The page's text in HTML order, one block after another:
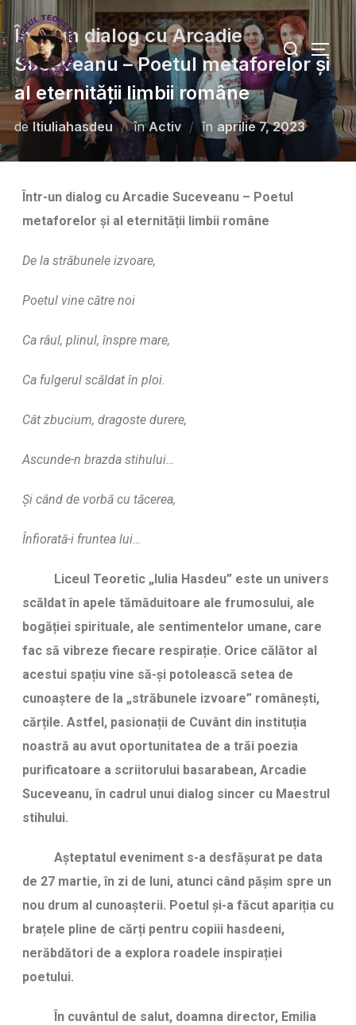
Într-un dialog cu Arcadie
Suceveanu – Poetul metaforelor și
al eternității limbii române
deltiuliahasdeu înActiv în aprilie 7, 2023
Într-un dialog cu Arcadie Suceveanu – Poetul
metaforelor și al eternității limbii române
De la străbunele izvoare,
Poetul vine către noi
Ca râul, plinul, înspre mare,
Ca fulgerul scăldat în ploi.
Cât zbucium, dragoste durere,
Ascunde-n brazda stihului…
Şi când de vorbă cu tăcerea,
Înfiorată-i fruntea lui…
Liceul Teoretic „Iulia Hasdeu” este un univers
scăldat în apele tămăduitoare ale frumosului, ale
bogăției spirituale, ale sentimentelor umane, care
fac să vibreze fiecare respirație. Orice călător al
acestui spațiu vine să-și potolească setea de
cunoaștere de la „străbunele izvoare” românești,
cărțile. Astfel, pasionații de Cuvânt din instituția
noastră au avut oportunitatea de a trăi poezia
purificatoare a scriitorului basarabean, Arcadie
Suceveanu, în cadrul unui dialog sincer cu Maestrul
stihului.
Așteptatul eveniment s-a desfășurat pe data
de 27 martie, în zi de luni, atunci când pășim spre un
nou drum al cunoașterii. Poetul și-a făcut apariția cu
brațele pline de cărți pentru copiii hasdeeni,
nerăbdători de a explora roadele inspirației
poetului.
În cuvântul de salut, doamna director, Emilia